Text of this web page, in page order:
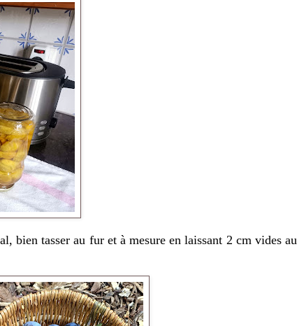
bien tasser au fur et à mesure en laissant 2 cm vides au